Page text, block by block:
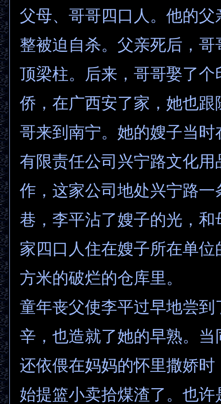
父母、哥哥四口人。他的父
整被迫自杀。父亲死后，哥
顶梁柱。后来，哥哥娶了个
侨，在广西安了家，她也跟
哥来到南宁。她的嫂子当时
有限责任公司兴宁路文化用
作，这家公司地处兴宁路一
巷，李平沾了嫂子的光，和
家四口人住在嫂子所在单位
方米的破烂的仓库里。
童年丧父使李平过早地尝到
辛，也造就了她的早熟。当
还依偎在妈妈的怀里撒娇时
始提篮小卖拾煤渣了。也许